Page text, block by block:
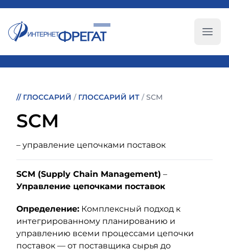
// ГЛОССАРИЙ / ГЛОССАРИЙ ИТ / SCM
SCM
– управление цепочками поставок
SCM (Supply Chain Management) –
Управление цепочками поставок
Определение: Комплексный подход к
интегрированному планированию и
управлению всеми процессами цепочки
поставок — от поставщика сырья до